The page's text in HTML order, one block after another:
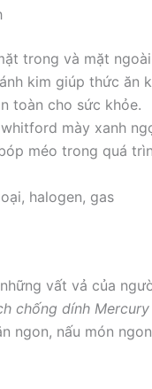
trong và mặt
kim giúp thức ăn
toàn cho sức khỏe.
mày xanh
méo trong quá
halogen, gas
vất vả của
chống dính
ngon, nấu món